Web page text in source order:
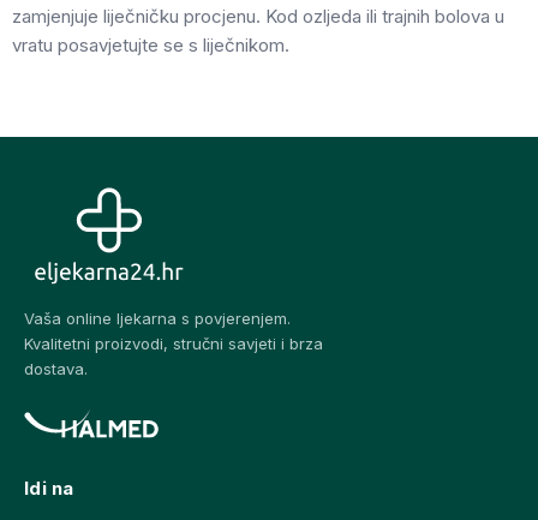
zamjenjuje liječničku procjenu. Kod ozljeda ili trajnih bolova u
vratu posavjetujte se s liječnikom.
Vaša online ljekarna s povjerenjem.
Kvalitetni proizvodi, stručni savjeti i brza
dostava.
Idi na